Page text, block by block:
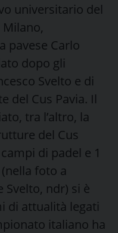
universitario del
Milano,
pavese Carlo
dopo gli
Svelto e di
del Cus Pavia. Il
tra l’altro, la
del Cus
di padel e 1
foto a
ndr) si è
di attualità legati
italiano ha